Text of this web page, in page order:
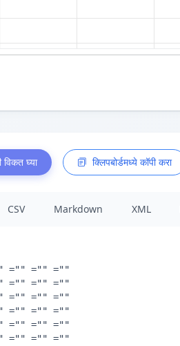
विकत घ्या क्लिपबोर्डमध्ये कॉपी करा
CSV Markdown XML